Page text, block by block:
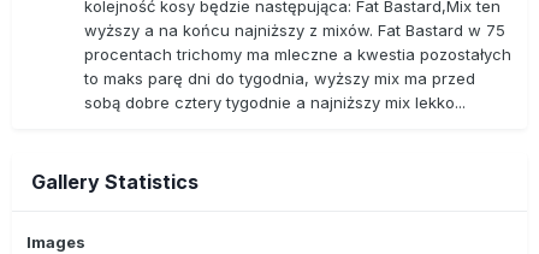
kolejność kosy będzie następująca: Fat Bastard,Mix ten
wyższy a na końcu najniższy z mixów. Fat Bastard w 75
procentach trichomy ma mleczne a kwestia pozostałych
to maks parę dni do tygodnia, wyższy mix ma przed
sobą dobre cztery tygodnie a najniższy mix lekko...
Gallery Statistics
Images